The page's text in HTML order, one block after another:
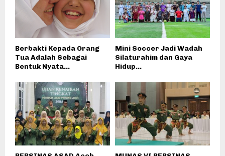
Berbakti Kepada Orang
Tua Adalah Sebagai
Bentuk Nyata...
Mini Soccer Jadi Wadah
Silaturahim dan Gaya
Hidup...